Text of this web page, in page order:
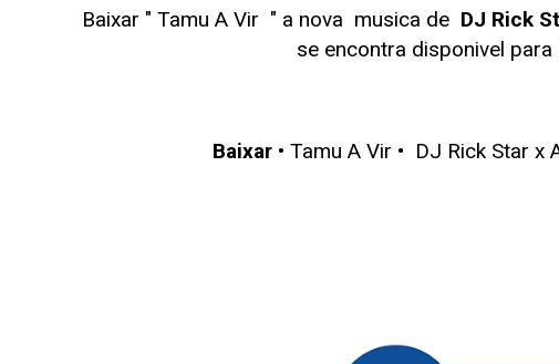
Baixar " Tamu A Vir " a nova musica de DJ Rick
se encontra disponivel para
Baixar• Tamu A Vir • DJ Rick Star x